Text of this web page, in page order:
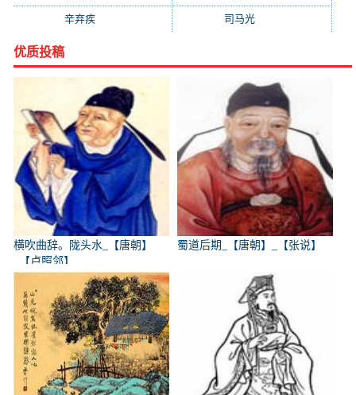
辛弃疾 司马光
优质投稿
横吹曲辞。陇头水_【唐朝】
_【卢照邻】
蜀道后期_【唐朝】_【张说】